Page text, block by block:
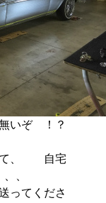
いぞ ！？
て、 自宅
、
てくださ